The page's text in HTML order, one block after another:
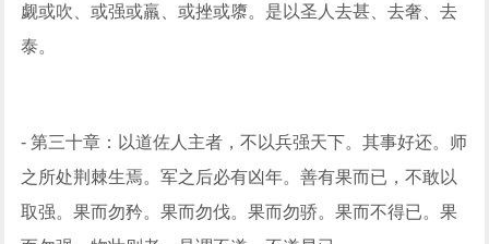
觑或吹、或强或羸、或挫或隳。是以圣人去甚、去奢、去
泰。
- 第三十章：以道佐人主者，不以兵强天下。其事好还。师
之所处荆棘生焉。军之后必有凶年。善有果而已，不敢以
取强。果而勿矜。果而勿伐。果而勿骄。果而不得已。果